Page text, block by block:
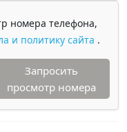
номера телефона,
и политику сайта .
Запросить
просмотр номера